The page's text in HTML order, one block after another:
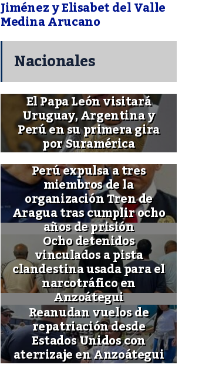
Jiménez y Elisabet del Valle
Medina Arucano
Nacionales
El Papa León visitará
Uruguay, Argentina y
Perú en su primera gira
por Suramérica
Perú expulsa a tres
miembros de la
organización Tren de
Aragua tras cumplir ocho
años de prisión
Ocho detenidos
vinculados a pista
clandestina usada para el
narcotráfico en
Anzoátegui
Reanudan vuelos de
repatriación desde
Estados Unidos con
aterrizaje en Anzoátegui